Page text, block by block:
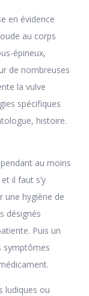
en évidence
au corps
épineux,
de nombreuses
la vulve
spécifiques
histoire.
au moins
il faut s’y
une hygiène de
désignés
Puis un
symptômes
ludiques ou